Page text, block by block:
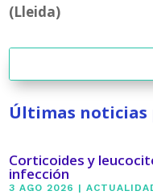
(Lleida)
Últimas noticias
Corticoides y
infección
3 AGO 2026 |